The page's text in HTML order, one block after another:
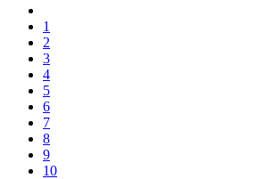
1
2
3
4
5
6
7
8
9
10